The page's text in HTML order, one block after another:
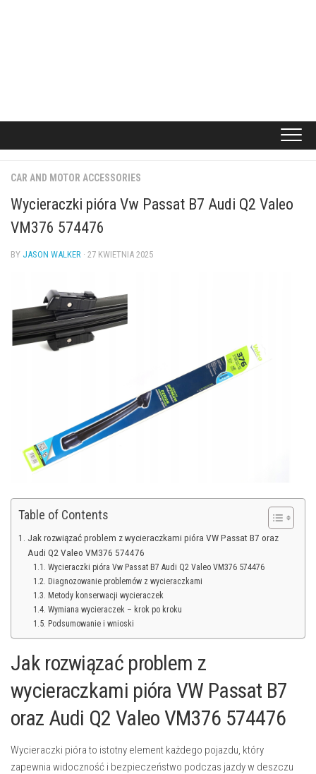
CAR AND MOTOR ACCESSORIES
Wycieraczki pióra Vw Passat B7 Audi Q2 Valeo
VM376 574476
BY JASON WALKER · 27 KWIETNIA 2025
Table of Contents
Jak rozwiązać problem z wycieraczkami pióra VW Passat B7 oraz
Audi Q2 Valeo VM376 574476
Wycieraczki pióra Vw Passat B7 Audi Q2 Valeo VM376 574476
Diagnozowanie problemów z wycieraczkami
Metody konserwacji wycieraczek
Wymiana wycieraczek – krok po kroku
Podsumowanie i wnioski
Jak rozwiązać problem z
wycieraczkami pióra VW Passat B7
oraz Audi Q2 Valeo VM376 574476
Wycieraczki pióra to istotny element każdego pojazdu, który
zapewnia widoczność i bezpieczeństwo podczas jazdy w deszczu